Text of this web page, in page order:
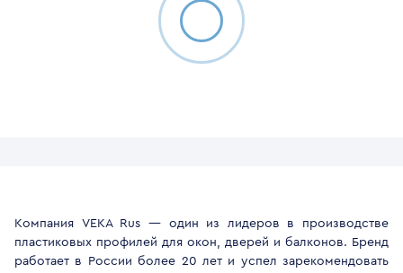
Компания VEKA Rus — один из лидеров в производстве
пластиковых профилей для окон, дверей и балконов. Бренд
работает в России более 20 лет и успел зарекомендовать